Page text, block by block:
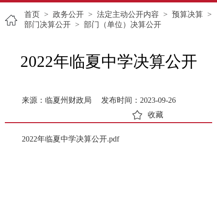
首页 > 政务公开 > 法定主动公开内容 > 预算决算 >
部门决算公开 > 部门（单位）决算公开
2022年临夏中学决算公开
来源：临夏州财政局
发布时间：2023-09-26
收藏
2022年临夏中学决算公开.pdf